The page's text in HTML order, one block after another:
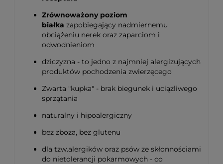
Zrównoważony poziom
białka zapobiegający nadmiernemu
obciążeniu nerek oraz zaparciom i
odwodnieniom
dziczyzna - to jedno z najmniej alergizujących
produktów pochodzenia zwierzęcego
Zwarta "kupka" - brak biegunek i uciążliwego
sprzątania
naturalny i hipoalergiczny
bez zboża, bez glutenu
dla tzw.alergików oraz psów ze skłonnościami
do nietolerancji pokarmowych - co